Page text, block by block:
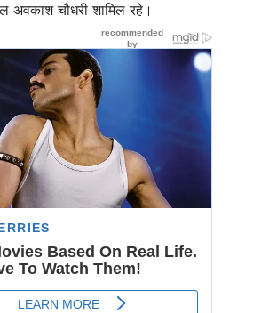
अवकाश चौधरी शामिल रहे।